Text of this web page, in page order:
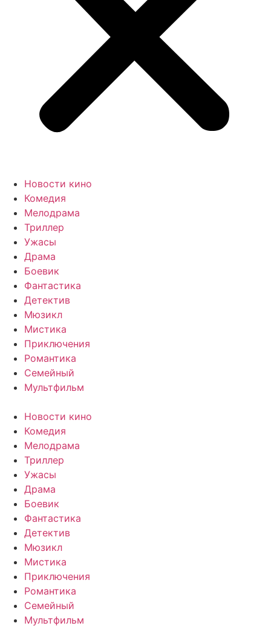
Новости кино
Комедия
Мелодрама
Триллер
Ужасы
Драма
Боевик
Фантастика
Детектив
Мюзикл
Мистика
Приключения
Романтика
Семейный
Мультфильм
Новости кино
Комедия
Мелодрама
Триллер
Ужасы
Драма
Боевик
Фантастика
Детектив
Мюзикл
Мистика
Приключения
Романтика
Семейный
Мультфильм